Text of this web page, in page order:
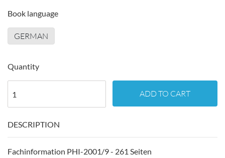
Book language
GERMAN
Quantity
ADD TO CART
DESCRIPTION
Fachinformation PHI-2001/9 - 261 Seiten